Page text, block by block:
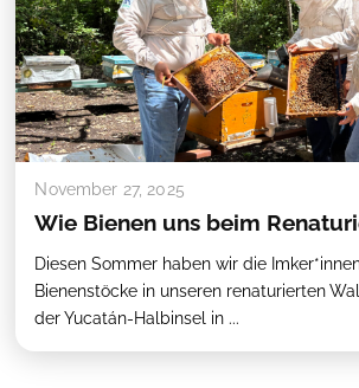
November 27, 2025
Wie Bienen uns beim
Diesen Sommer haben wir die
Bienenstöcke in unseren renaturierten
der Yucatán-Halbinsel in ...